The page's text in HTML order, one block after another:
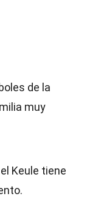
de la
muy
Keule tiene